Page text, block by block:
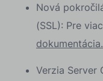
Nová
(SSL): Pre
dokumentácia.
Verzia Server